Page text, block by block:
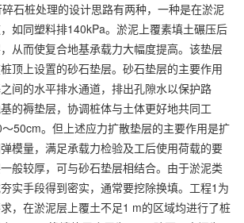
石桩处理的设计思路有两种，一种是在淤泥
如同塑料排140kPa。淤泥上覆素填土碾压后
从而使复合地基承载力大幅度提高。该垫层
顶上设置的砂石垫层。砂石垫层的主要作用
间的水平排水通道，排出孔隙水以保护路
的褥垫层，协调桩体与土体更好地共同工
50cm。但上述应力扩散垫层的主要作用是扩
模量，满足承载力检验及工后使用荷载的要
般较厚，可与砂石垫层相结合。由于淤泥类
实手段得到密实，通常要挖除换填。工程1为
，在淤泥层上覆土不足1 m的区域均进行了桩